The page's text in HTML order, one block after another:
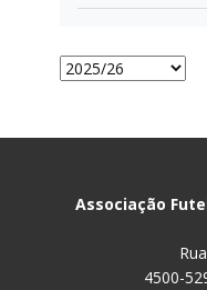
Associação
4500-